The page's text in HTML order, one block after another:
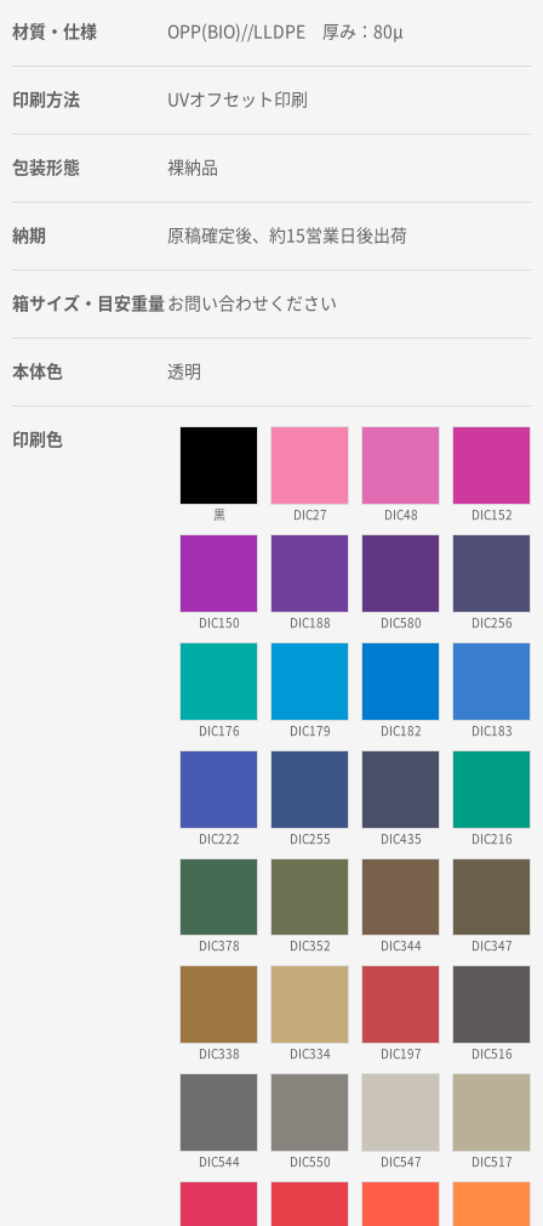
材質・仕様 OPP(BIO)//LLDPE 厚み：80μ
印刷方法 UVオフセット印刷
包装形態 裸納品
納期 原稿確定後、約15営業日後出荷
箱サイズ・目安重量 お問い合わせください
本体色 透明
印刷色
黒 DIC27 DIC48 DIC152
DIC150 DIC188 DIC580 DIC256
DIC176 DIC179 DIC182 DIC183
DIC222 DIC255 DIC435 DIC216
DIC378 DIC352 DIC344 DIC347
DIC338 DIC334 DIC197 DIC516
DIC544 DIC550 DIC547 DIC517